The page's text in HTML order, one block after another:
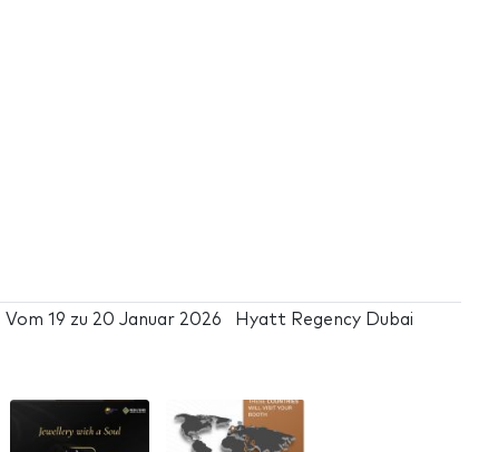
Vom19 zu 20 Januar 2026 Hyatt Regency Dubai